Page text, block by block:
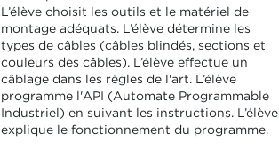
L’élève choisit les outils et le matériel de
montage adéquats. L’élève détermine les
types de câbles (câbles blindés, sections et
couleurs des câbles). L’élève effectue un
câblage dans les règles de l'art. L’élève
programme l'API (Automate Programmable
Industriel) en suivant les instructions. L’élève
explique le fonctionnement du programme.